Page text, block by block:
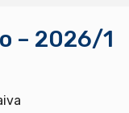
– 2026/1